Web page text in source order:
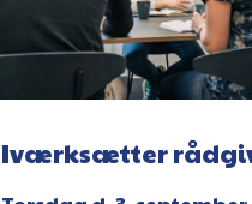
Iværksætter